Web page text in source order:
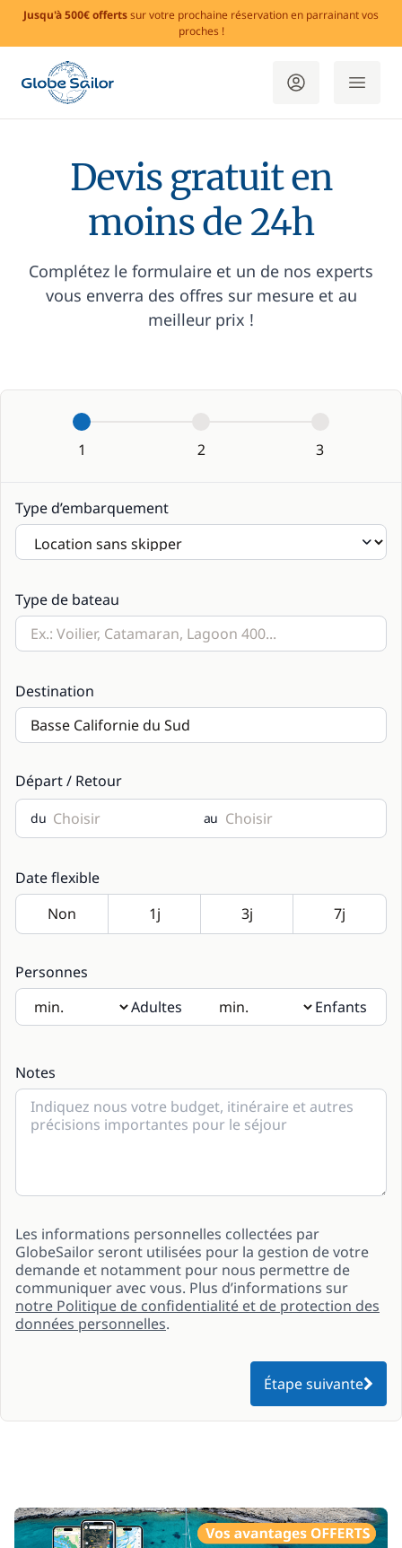
Jusqu'à 500€ offertssur votre prochaine réservation en parrainant vos
proches !
Devis gratuit en
moins de 24h
Complétez le formulaire et un de nos experts
vous enverra des offres sur mesure et au
meilleur prix !
1 2 3
Type d’embarquement
Type de bateau
Destination
Départ / Retour
du au
Date flexible
Personnes
Adultes
Enfants
Notes
Les informations personnelles collectées par
GlobeSailor seront utilisées pour la gestion de votre
demande et notamment pour nous permettre de
communiquer avec vous. Plus d’informations sur
notre Politique de confidentialité et de protection des
données personnelles.
Étape suivante